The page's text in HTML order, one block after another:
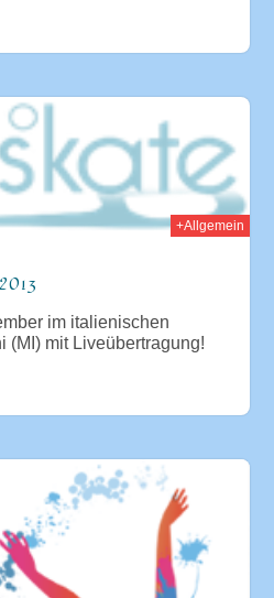
+Allgemein
im italienischen
(MI) mit Liveübertragung!